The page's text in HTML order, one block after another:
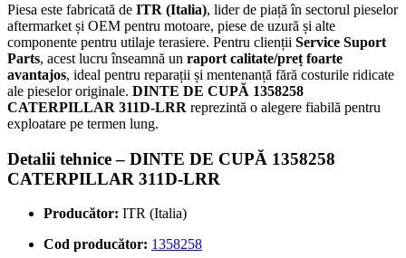
Piesa este fabricată de ITR (Italia), lider de piață în sectorul pieselor
aftermarket și OEM pentru motoare, piese de uzură și alte
componente pentru utilaje terasiere. Pentru clienții Service Suport
Parts, acest lucru înseamnă un raport calitate/preț foarte
avantajos, ideal pentru reparații și mentenanță fără costurile ridicate
ale pieselor originale. DINTE DE CUPĂ 1358258
CATERPILLAR 311D-LRR reprezintă o alegere fiabilă pentru
exploatare pe termen lung.
Detalii tehnice – DINTE DE CUPĂ 1358258
CATERPILLAR 311D-LRR
Producător: ITR (Italia)
Cod producător: 1358258